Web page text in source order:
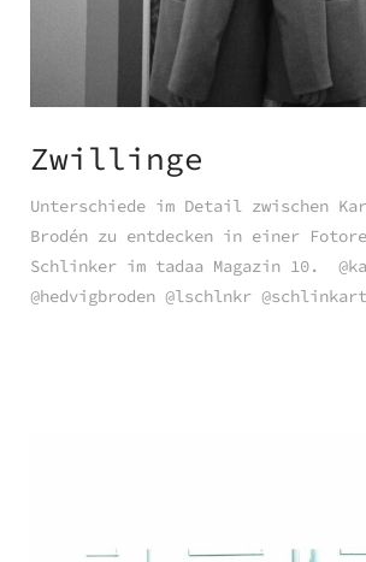
Zwillinge
Unterschiede im Detail zwischen
Brodén zu entdecken in einer
Schlinker im tadaa Magazin 10.
@hedvigbroden @lschlnkr @schlinkart